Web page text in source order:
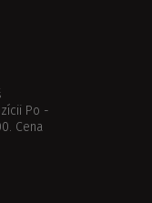
Po -
Cena